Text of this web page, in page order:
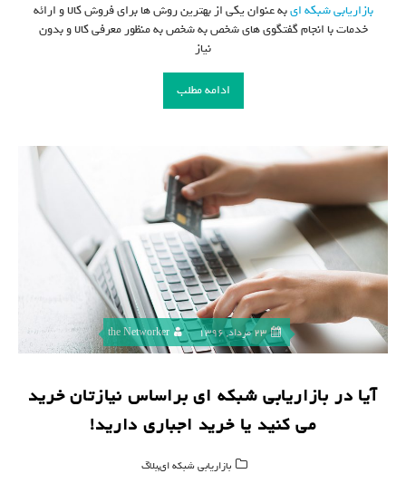
بازاریابی شبکه ایبه عنوان یکی از بهترین روش ها برای فروش کالا و ارائه
خدمات با انجام گفتگوی های شخص به شخص به منظور معرفی کالا و بدون
نیاز
ادامه مطلب
23 مرداد, 1396 the Networker
آیا در بازاریابی شبکه ای براساس نیازتان خرید
می کنید یا خرید اجباری دارید!
بازاریابی شبکه ای,بلاگ